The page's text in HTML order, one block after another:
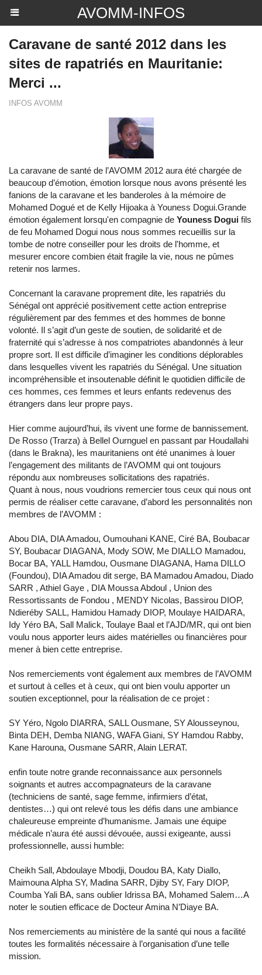
AVOMM-INFOS
Caravane de santé 2012 dans les
sites de rapatriés en Mauritanie:
Merci ...
INFOS AVOMM
La caravane de santé de l’AVOMM 2012 aura été chargée de
beaucoup d’émotion, émotion lorsque nous avons présenté les
fanions de la caravane et les banderoles à la mémoire de
Mohamed Dogué et de Kelly Hijoaka à Youness Dogui.Grande
émotion également lorsqu'en compagnie de Youness Dogui fils
de feu Mohamed Dogui nous nous sommes recueillis sur la
tombe de notre conseiller pour les droits de l'homme, et
mesurer encore combien était fragile la vie, nous ne pûmes
retenir nos larmes.
Concernant la caravane proprement dite, les rapatriés du
Sénégal ont apprécié positivement cette action entreprise
régulièrement par des femmes et des hommes de bonne
volonté. Il s’agit d’un geste de soutien, de solidarité et de
fraternité qui s’adresse à nos compatriotes abandonnés à leur
propre sort. Il est difficile d’imaginer les conditions déplorables
dans lesquelles vivent les rapatriés du Sénégal. Une situation
incompréhensible et insoutenable définit le quotidien difficile de
ces hommes, ces femmes et leurs enfants redevenus des
étrangers dans leur propre pays.
Hier comme aujourd’hui, ils vivent une forme de bannissement.
De Rosso (Trarza) à Bellel Ournguel en passant par Houdallahi
(dans le Brakna), les mauritaniens ont été unanimes à louer
l’engagement des militants de l’AVOMM qui ont toujours
répondu aux nombreuses sollicitations des rapatriés.
Quant à nous, nous voudrions remercier tous ceux qui nous ont
permis de réaliser cette caravane, d’abord les personnalités non
membres de l’AVOMM :
Abou DIA, DIA Amadou, Oumouhani KANE, Ciré BA, Boubacar
SY, Boubacar DIAGANA, Mody SOW, Me DIALLO Mamadou,
Bocar BA, YALL Hamdou, Ousmane DIAGANA, Hama DILLO
(Foundou), DIA Amadou dit serge, BA Mamadou Amadou, Diado
SARR , Athiel Gaye , DIA Moussa Abdoul , Union des
Ressortissants de Fondou , MENDY Nicolas, Bassirou DIOP,
Ndieréby SALL, Hamidou Hamady DIOP, Moulaye HAIDARA,
Idy Yéro BA, Sall Malick, Toulaye Baal et l’AJD/MR, qui ont bien
voulu nous apporter leurs aides matérielles ou financières pour
mener à bien cette entreprise.
Nos remerciements vont également aux membres de l’AVOMM
et surtout à celles et à ceux, qui ont bien voulu apporter un
soutien exceptionnel, pour la réalisation de ce projet :
SY Yéro, Ngolo DIARRA, SALL Ousmane, SY Alousseynou,
Binta DEH, Demba NIANG, WAFA Giani, SY Hamdou Rabby,
Kane Harouna, Ousmane SARR, Alain LERAT.
enfin toute notre grande reconnaissance aux personnels
soignants et autres accompagnateurs de la caravane
(techniciens de santé, sage femme, infirmiers d’état,
dentistes…) qui ont relevé tous les défis dans une ambiance
chaleureuse empreinte d’humanisme. Jamais une équipe
médicale n’aura été aussi dévouée, aussi exigeante, aussi
professionnelle, aussi humble:
Cheikh Sall, Abdoulaye Mbodji, Doudou BA, Katy Diallo,
Maimouna Alpha SY, Madina SARR, Djiby SY, Fary DIOP,
Coumba Yali BA, sans oublier Idrissa BA, Mohamed Salem…A
noter le soutien efficace de Docteur Amina N’Diaye BA.
Nos remerciements au ministère de la santé qui nous a facilité
toutes les formalités nécessaire à l’organisation d’une telle
mission.